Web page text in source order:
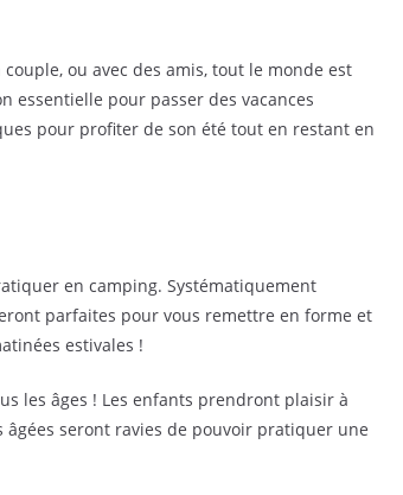
ou avec des amis, tout le monde est
essentielle pour passer des vacances
pour profiter de son été tout en restant en
en camping. Systématiquement
parfaites pour vous remettre en forme et
estivales !
les âges ! Les enfants prendront plaisir à
seront ravies de pouvoir pratiquer une